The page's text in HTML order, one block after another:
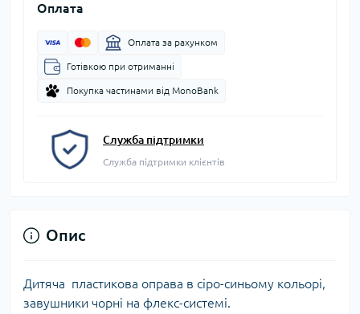
Оплата
Оплата за рахунком
Готівкою при отриманні
Покупка частинами від MonoBank
Служба підтримки
Служба підтримки клієнтів
Опис
Дитяча пластикова оправа в сіро-синьому кольорі,
завушники чорні на флекс-системі.